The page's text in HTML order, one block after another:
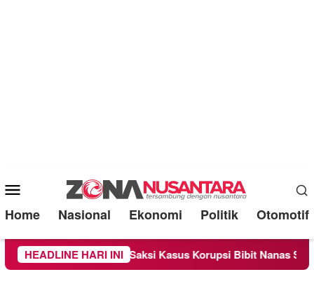
Mobile
Menu
Home Nasional Ekonomi Politik Otomotif
HEADLINE HARI INI
Sebagai Saksi Kasus Korupsi Bibit Nanas Sulsel Rp 52,4